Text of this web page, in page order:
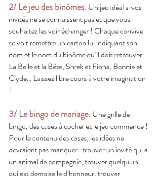
2/ Le jeu des binômes. Un jeu idéal si vos
invités ne se connaissent pas et que vous
souhaitez les voir échanger ! Chaque convive
se voit remettre un carton lui indiquant son
nom et le nom du binôme qu’il doit retrouver.
La Belle et la Bête, Shrek et Fiona, Bonnie et
Clyde… Laissez libre cours à votre imagination
!
3/ Le bingo de mariage. Une grille de
bingo, des cases à cocher et le jeu commence !
Pour le contenu des cases, les idées ne
devraient pas manquer : trouver un invité qui a
un animal de compagnie, trouver quelqu'un
qui est demoiselle d’honneur, trouver